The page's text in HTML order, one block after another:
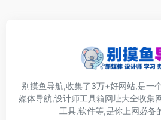
别摸鱼导航,收集了3万+好网站,是一
媒体导航,设计师工具箱网址大全收集
工具,软件等,是你上网必备